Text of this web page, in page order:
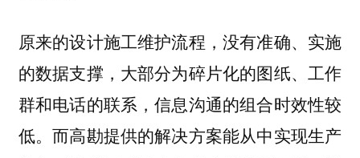
原来的设计施工维护流程，没有准确、实施
的数据支撑，大部分为碎片化的图纸、工作
群和电话的联系，信息沟通的组合时效性较
低。而高勘提供的解决方案能从中实现生产